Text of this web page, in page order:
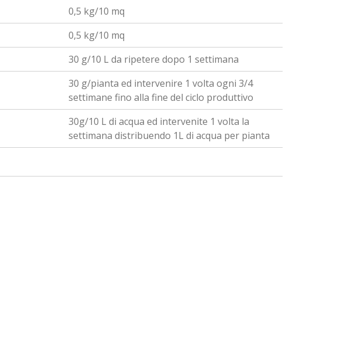
0,5 kg/10 mq
0,5 kg/10 mq
30 g/10 L da ripetere dopo 1 settimana
30 g/pianta ed intervenire 1 volta ogni 3/4
settimane fino alla fine del ciclo produttivo
30g/10 L di acqua ed intervenite 1 volta la
settimana distribuendo 1L di acqua per pianta